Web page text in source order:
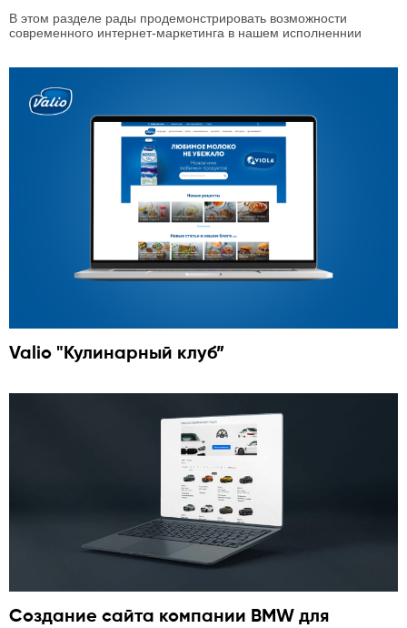
В этом разделе рады продемонстрировать возможности
современного интернет-маркетинга в нашем исполненнии
Valio "Кулинарный клуб”
Cоздание сайта компании BMW для